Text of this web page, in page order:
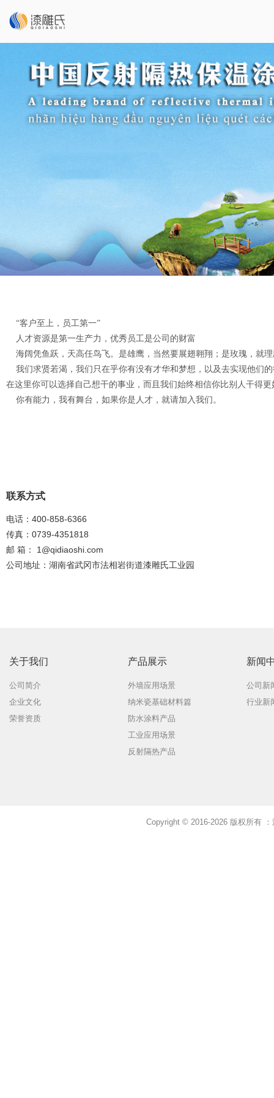
“客户至上，员工第一”
人才资源是第一生产力，优秀员工是公司的财富
海阔凭鱼跃，天高任鸟飞。是雄鹰，当然要展翅翱翔；是玫瑰，就
我们求贤若渴，我们只在乎你有没有才华和梦想，以及去实现他们
在这里你可以选择自己想干的事业，而且我们始终相信你比别人干得
你有能力，我有舞台，如果你是人才，就请加入我们。
联系方式
电话：400-858-6366
传真：0739-4351818
邮 箱： 1@qidiaoshi.com
公司地址：湖南省武冈市法相岩街道漆雕氏工业园
关于我们
公司简介
企业文化
荣誉资质
产品展示
外墙应用场景
纳米瓷基础材料篇
防水涂料产品
工业应用场景
反射隔热产品
新闻
公司新
行业新
Copyright © 2016-2026 版权所有